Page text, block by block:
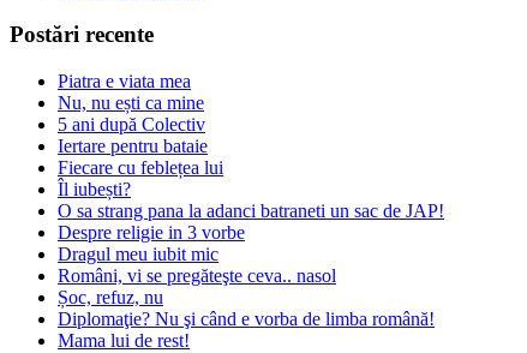
Postări recente
Piatra e viata mea
Nu, nu ești ca mine
5 ani după Colectiv
Iertare pentru bataie
Fiecare cu feblețea lui
Îl iubești?
O sa strang pana la adanci batraneti un sac de JAP!
Despre religie in 3 vorbe
Dragul meu iubit mic
Români, vi se pregăteşte ceva.. nasol
Șoc, refuz, nu
Diplomaţie? Nu şi când e vorba de limba română!
Mama lui de rest!